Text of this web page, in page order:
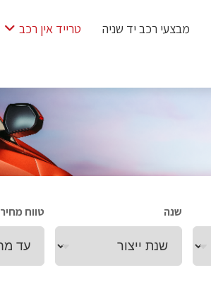
מבצעי רכב יד שניה טרייד אין רכב
שנה טווח מחיר